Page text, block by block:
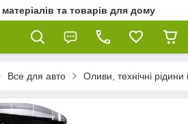
та товарів для дому
Все для авто Оливи, технічні рідини